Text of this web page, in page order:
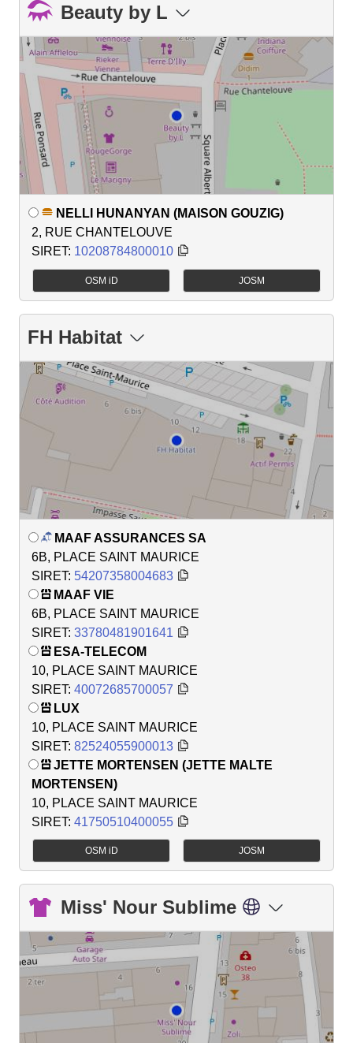
Beauty by L
NELLI HUNANYAN (MAISON GOUZIG)
2, RUE CHANTELOUVE
SIRET: 10208784800010
OSM iD JOSM
FH Habitat
MAAF ASSURANCES SA
6B, PLACE SAINT MAURICE
SIRET: 54207358004683
MAAF VIE
6B, PLACE SAINT MAURICE
SIRET: 33780481901641
ESA-TELECOM
10, PLACE SAINT MAURICE
SIRET: 40072685700057
LUX
10, PLACE SAINT MAURICE
SIRET: 82524055900013
JETTE MORTENSEN (JETTE MALTE
MORTENSEN)
10, PLACE SAINT MAURICE
SIRET: 41750510400055
OSM iD JOSM
Miss' Nour Sublime